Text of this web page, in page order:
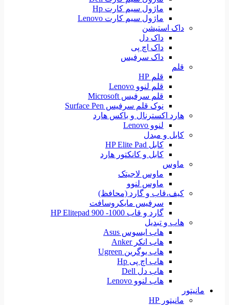
ماژول سیم کارت Hp
ماژول سیم کارت Lenovo
داک استیشن
داک دل
داک اچ پی
داک سرفیس
قلم
قلم HP
قلم لنوو Lenovo
قلم سرفیس Microsoft
نوک قلم سرفیس Surface Pen
هارد اکسترنال و باکس هارد
لنوو Lenovo
کابل و مبدل
کابل HP Elite Pad
کابل و کانکتور هارد
ماوس
ماوس لاجیتک
ماوس لنوو
کیف،قاب و گارد (محافظ)
سرفیس مایکروسافت
گارد و قاب HP Elitepad 900 -1000
هاب و تبدیل
هاب ایسوس Asus
هاب انکر Anker
هاب یوگرین Ugreen
هاب اچ پی Hp
هاب دل Dell
هاب لنوو Lenovo
مانیتور
مانیتور HP